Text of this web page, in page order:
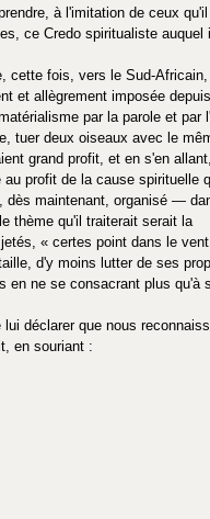
à l'imitation de ceux
ce Credo spiritualiste auquel
cette fois, vers le Sud-Africain,
et allègrement imposée
par la parole et par
tuer deux oiseaux avec le
grand profit, et en s'en
profit de la cause spirituelle
dès maintenant, organisé —
thème qu'il traiterait serait la
« certes point dans le
d'y moins lutter de ses
en ne se consacrant plus qu'à
déclarer que nous
en souriant :